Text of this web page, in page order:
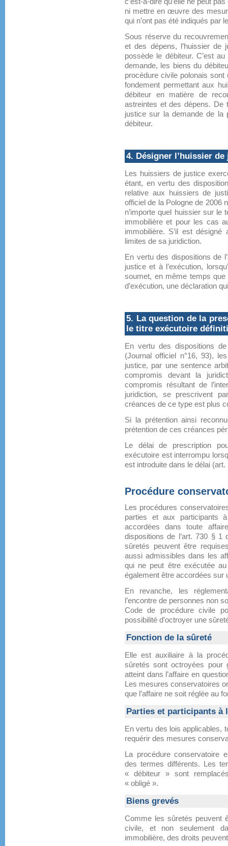
ni mettre en œuvre des
qui n’ont pas été indiqués par
Sous réserve du
et des dépens, l’huissier de
possède le débiteur. C’est
demande, les biens du
procédure civile polonais
fondement permettant aux
débiteur en matière de
astreintes et des dépens. De
justice sur la demande de la
débiteur.
4. Désigner l’huissier
Les huissiers de justice
étant, en vertu des
relative aux huissiers de
officiel de la Pologne de 2006
n’importe quel huissier sur le
immobilière et pour les cas
immobilière. S’il est
limites de sa juridiction.
En vertu des dispositions de
justice et à l’exécution,
soumet, en même temps que
d’exécution, une déclaration
5. La question de la
le titre exécutoire
En vertu des dispositions
(Journal officiel n°16, 93),
justice, par une sentence
compromis devant la
compromis résultant de
juridiction, se prescrivent
créances de ce type est plus
Si la prétention ainsi
prétention de ces créances
Le délai de prescription
exécutoire est interrompu
est introduite dans le délai
Procédure
Les procédures
parties et aux participants
accordées dans toute
dispositions de l’art. 730 § 1
sûretés peuvent être
aussi admissibles dans les
qui ne peut être exécutée
également être accordées sur
En revanche, les
l’encontre de personnes non
Code de procédure civile
possibilité d’octroyer une
Fonction de la sûreté
Elle est auxiliaire à la
sûretés sont octroyées pour
atteint dans l’affaire en
Les mesures conservatoires
que l’affaire ne soit réglée au
Parties et participants à
En vertu des lois applicables,
requérir des mesures
La procédure conservatoire
des termes différents. Les
« débiteur » sont
« obligé ».
Biens grevés
Comme les sûretés peuvent
civile, et non seulement
immobilière, des droits